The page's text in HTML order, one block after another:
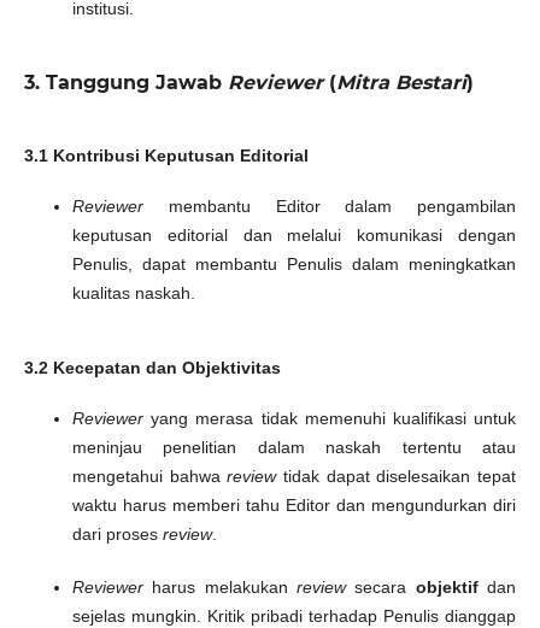
institusi.
3. Tanggung Jawab Reviewer(Mitra Bestari)
3.1 Kontribusi Keputusan Editorial
Reviewermembantu Editor dalam pengambilan
keputusan editorial dan melalui komunikasi dengan
Penulis, dapat membantu Penulis dalam meningkatkan
kualitas naskah.
3.2 Kecepatan dan Objektivitas
Revieweryang merasa tidak memenuhi kualifikasi untuk
meninjau penelitian dalam naskah tertentu atau
mengetahui bahwareviewtidak dapat diselesaikan tepat
waktu harus memberi tahu Editor dan mengundurkan diri
dari proses review.
Reviewerharus melakukan reviewsecara objektifdan
sejelas mungkin. Kritik pribadi terhadap Penulis dianggap